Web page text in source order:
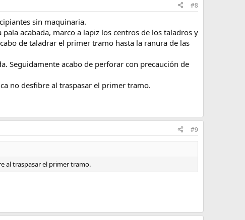
#8
sin maquinaria.
acabada, marco a lapiz los centros de los taladros y
de taladrar el primer tramo hasta la ranura de las
Seguidamente acabo de perforar con precaución de
no desfibre al traspasar el primer tramo.
#9
al traspasar el primer tramo.